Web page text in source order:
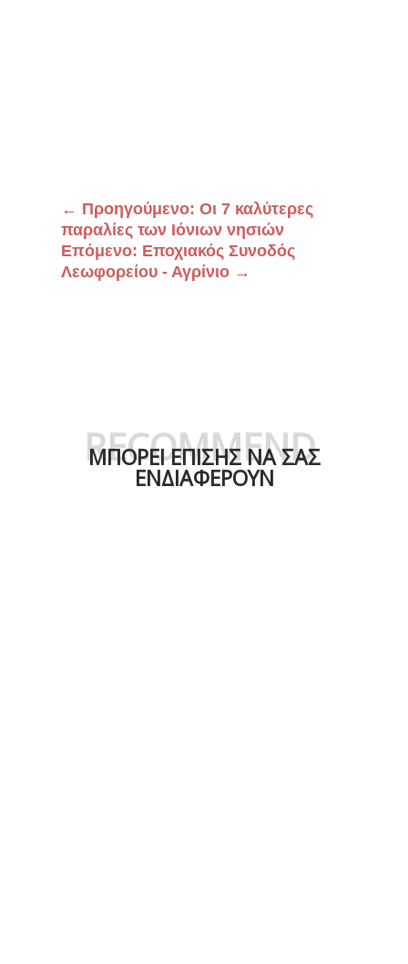
← Προηγούμενο: Οι 7 καλύτερες
παραλίες των Ιόνιων νησιών
Επόμενο: Εποχιακός Συνοδός
Λεωφορείου - Αγρίνιο →
RECOMMEND
ΜΠΟΡΕΙ ΕΠΙΣΗΣ ΝΑ ΣΑΣ
ΕΝΔΙΑΦΕΡΟΥΝ